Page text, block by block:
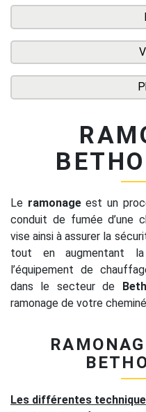
Le ramonageest un
conduit de fumée d’une
vise ainsi à assurer la
tout en augmentant
l’équipement de
dans le secteur de
ramonage de votre
Les différentes